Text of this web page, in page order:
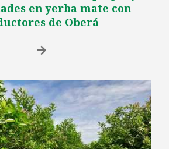
en yerba mate con
de Oberá